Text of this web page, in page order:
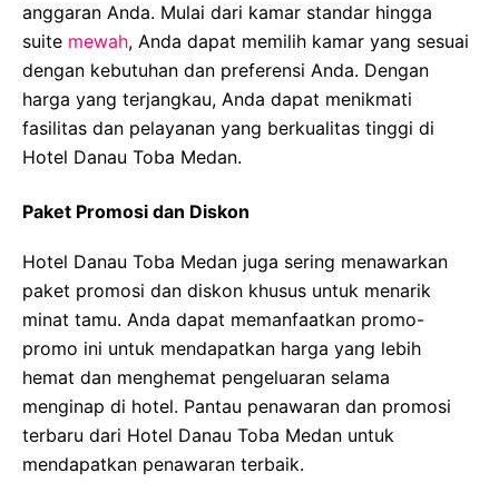
anggaran Anda. Mulai dari kamar standar hingga
suite mewah, Anda dapat memilih kamar yang sesuai
dengan kebutuhan dan preferensi Anda. Dengan
harga yang terjangkau, Anda dapat menikmati
fasilitas dan pelayanan yang berkualitas tinggi di
Hotel Danau Toba Medan.
Paket Promosi dan Diskon
Hotel Danau Toba Medan juga sering menawarkan
paket promosi dan diskon khusus untuk menarik
minat tamu. Anda dapat memanfaatkan promo-
promo ini untuk mendapatkan harga yang lebih
hemat dan menghemat pengeluaran selama
menginap di hotel. Pantau penawaran dan promosi
terbaru dari Hotel Danau Toba Medan untuk
mendapatkan penawaran terbaik.